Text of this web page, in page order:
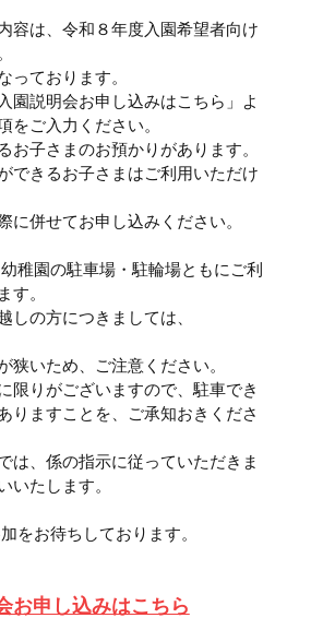
容は、令和８年度入園希望者向け
っております。
園説明会お申し込みはこちら」よ
をご入力ください。
お子さまのお預かりがあります。
できるお子さまはご利用いただけ
に併せてお申し込みください。
す。
しの方につきましては、
狭いため、ご注意ください。
限りがございますので、駐車でき
りますことを、ご承知おきくださ
は、係の指示に従っていただきま
いたします。
をお待ちしております。
お申し込みはこちら